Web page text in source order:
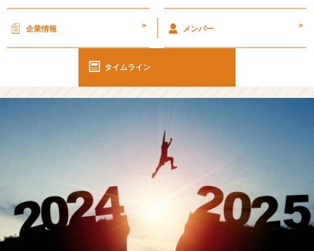
仕
め！
【イ
サ
グ
ル
ー
企業情報 > メンバー >
タイムライン